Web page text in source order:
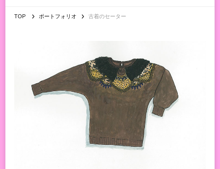
TOP ポートフォリオ 古着のセーター